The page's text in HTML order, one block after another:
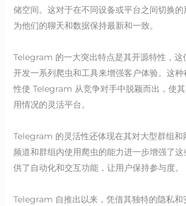
储空间。这对于在不同设备或平台之间切换
为他们的聊天和数据保持最新和一致。
Telegram 的一大突出特点是其开源特性，这
开发一系列爬虫和工具来增强客户体验。这
性使 Telegram 从竞争对手中脱颖而出，使
用情况的灵活平台。
Telegram 的灵活性还体现在其对大型群组和
频道和群组内使用爬虫的能力进一步增强了
供了自动化和交互功能，让用户保持参与度。
Telegram 自推出以来，凭借其独特的隐私和